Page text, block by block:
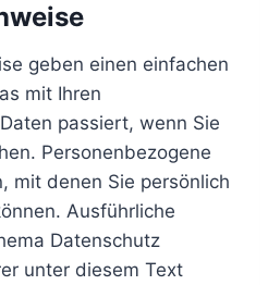
geben einen einfachen
mit Ihren
passiert, wenn Sie
Personenbezogene
mit denen Sie persönlich
Ausführliche
Datenschutz
unter diesem Text